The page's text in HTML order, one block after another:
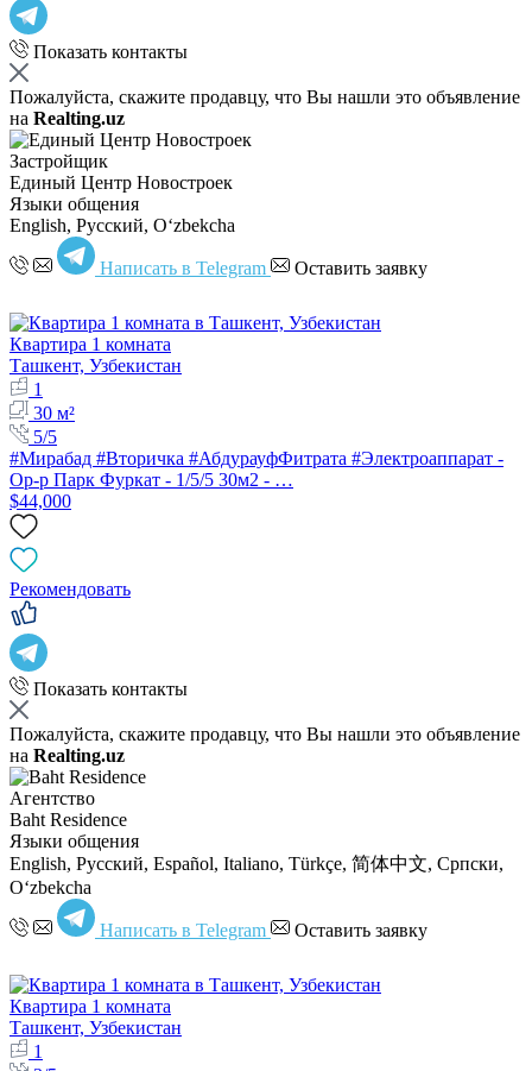
Показать контакты
Пожалуйста, скажите продавцу, что Вы нашли это объявление
на Realting.uz
Застройщик
Единый Центр Новостроек
Языки общения
English, Русский, Oʻzbekcha
Написать в Telegram Оставить заявку
Квартира 1 комната
Ташкент, Узбекистан
1
30 м²
5/5
#Мирабад #Вторичка #АбдурауфФитрата #Электроаппарат -
Ор-р Парк Фуркат - 1/5/5 30м2 - …
$44,000
Рекомендовать
Показать контакты
Пожалуйста, скажите продавцу, что Вы нашли это объявление
на Realting.uz
Агентство
Baht Residence
Языки общения
English, Русский, Español, Italiano, Türkçe, 简体中文, Српски,
Oʻzbekcha
Написать в Telegram Оставить заявку
Квартира 1 комната
Ташкент, Узбекистан
1